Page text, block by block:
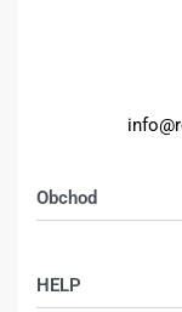
Obchod
Můj účet – shop
HELP